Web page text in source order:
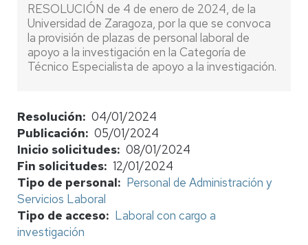
RESOLUCIÓN de 4 de enero de 2024, de la
Universidad de Zaragoza, por la que se convoca
la provisión de plazas de personal laboral de
apoyo a la investigación en la Categoría de
Técnico Especialista de apoyo a la investigación.
Resolución
04/01/2024
Publicación
05/01/2024
Inicio solicitudes 08/01/2024
Fin solicitudes 12/01/2024
Tipo de personal
Personal de Administración y
Servicios Laboral
Tipo de acceso
Laboral con cargo a
investigación